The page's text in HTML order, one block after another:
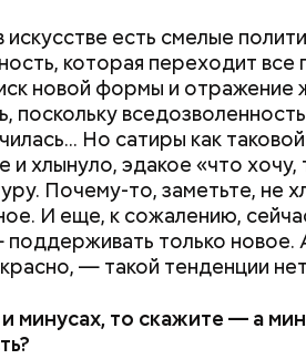
искусстве есть смелые
которая переходит все
новой формы и отражение
поскольку
Но сатиры как
хлынуло, эдакое «что хочу,
Почему-то, заметьте, не
И еще, к сожалению,
поддерживать только новое.
— такой тенденции
минусах, то скажите — а